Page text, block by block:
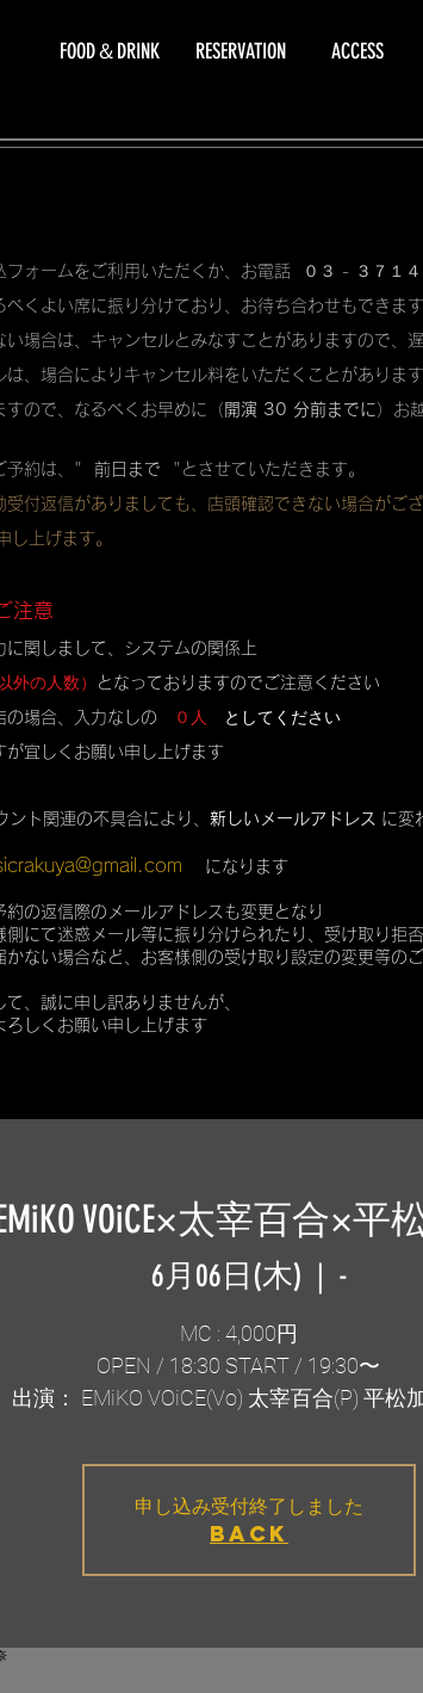
FOOD＆DRINK RESERVATION ACCESS
フォームをご利用いただくか、お電話 ０３ - ３７１
くよい席に振り分けており、お待ち合わせもできます
い場合は、キャンセルとみなすことがありますので、
、場合によりキャンセル料をいただくことがあります
すので、なるべくお早めに（ 開演 30 分前までに）お
予約は、" 前日まで "とさせていただきます。
受付返信がありましても、店頭確認できない場合がござ
し上げます。
注意
関しまして、システムの関係上
外の人数） となっておりますのでご注意ください
の場合、入力なしの ０人 としてください
が宜しくお願い申し上げます
ント関連の不具合により、 新しいメールアドレス に変
になります
の返信際のメールアドレスも変更となり
側にて迷惑メール等に振り分けられたり、受け取り拒
かない場合など、お客様側の受け取り設定の変更等の
、誠に申し訳ありませんが、
ろしくお願い申し上げます
VOiCE×太宰百合×平
6月06日(木)
  |
-
MC : 4,000円
OPEN / 18:30 START / 19:30〜
出演： EMiKO VOiCE(Vo) 太宰百合(P) 平松
申し込み受付終了しました
BACK